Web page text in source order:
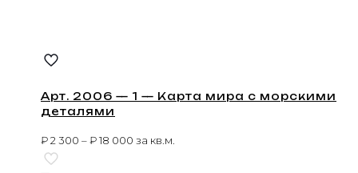
Арт. 2006 — 1 — Карта мира с морскими
деталями
₽2 300 –₽18 000 за кв.м.